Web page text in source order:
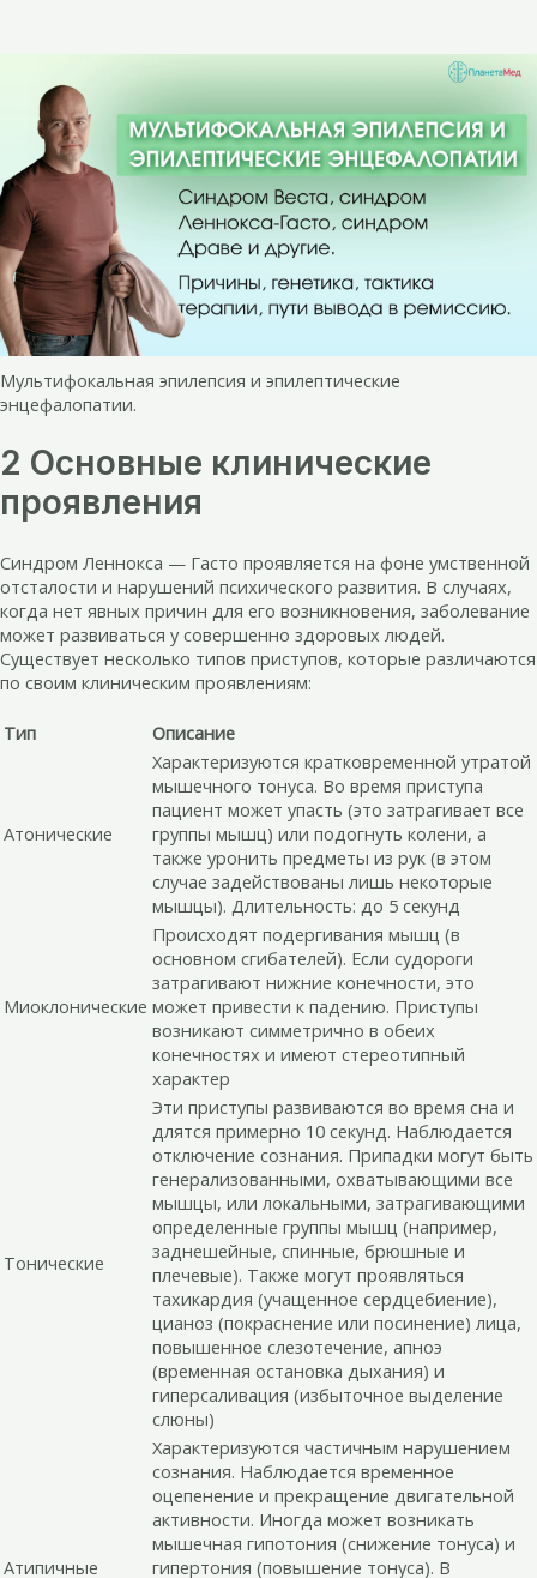
Мультифокальная эпилепсия и эпилептические
энцефалопатии.
2 Основные клинические
проявления
Синдром Леннокса — Гасто проявляется на фоне умственной
отсталости и нарушений психического развития. В случаях,
когда нет явных причин для его возникновения, заболевание
может развиваться у совершенно здоровых людей.
Существует несколько типов приступов, которые различаются
по своим клиническим проявлениям:
Тип Описание
Атонические
Характеризуются кратковременной утратой
мышечного тонуса. Во время приступа
пациент может упасть (это затрагивает все
группы мышц) или подогнуть колени, а
также уронить предметы из рук (в этом
случае задействованы лишь некоторые
мышцы). Длительность: до 5 секунд
Миоклонические
Происходят подергивания мышц (в
основном сгибателей). Если судороги
затрагивают нижние конечности, это
может привести к падению. Приступы
возникают симметрично в обеих
конечностях и имеют стереотипный
характер
Тонические
Эти приступы развиваются во время сна и
длятся примерно 10 секунд. Наблюдается
отключение сознания. Припадки могут быть
генерализованными, охватывающими все
мышцы, или локальными, затрагивающими
определенные группы мышц (например,
заднешейные, спинные, брюшные и
плечевые). Также могут проявляться
тахикардия (учащенное сердцебиение),
цианоз (покраснение или посинение) лица,
повышенное слезотечение, апноэ
(временная остановка дыхания) и
гиперсаливация (избыточное выделение
слюны)
Атипичные
Характеризуются частичным нарушением
сознания. Наблюдается временное
оцепенение и прекращение двигательной
активности. Иногда может возникать
мышечная гипотония (снижение тонуса) и
гипертония (повышение тонуса). В